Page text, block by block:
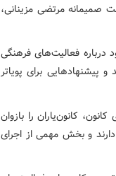
صمیمانه مرتضی مزینانی،
درباره فعالیت‌های فرهنگی
پیشنهادهایی برای پویاتر
کانون‌یاران را بازوان
و بخش مهمی از اجرای